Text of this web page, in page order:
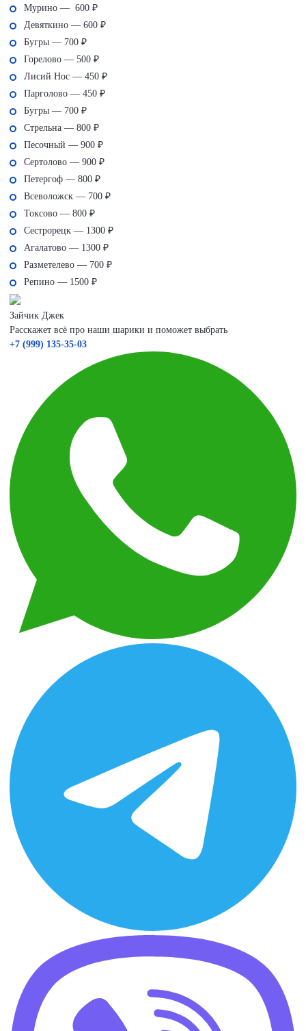
Мурино — 600 ₽
Девяткино — 600 ₽
Бугры — 700 ₽
Горелово — 500 ₽
Лисий Нос — 450 ₽
Парголово — 450 ₽
Бугры — 700 ₽
Стрельна — 800 ₽
Песочный — 900 ₽
Сертолово — 900 ₽
Петергоф — 800 ₽
Всеволожск — 700 ₽
Токсово — 800 ₽
Сестрорецк — 1300 ₽
Агалатово — 1300 ₽
Разметелево — 700 ₽
Репино — 1500 ₽
Зайчик Джек
Расскажет всё про наши шарики и поможет выбрать
+7 (999) 135-35-03